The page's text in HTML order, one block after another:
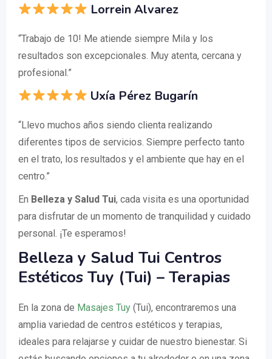
Lorrein Alvarez
“Trabajo de 10! Me atiende siempre Mila y los
resultados son excepcionales. Muy atenta, cercana y
profesional.”
Uxía Pérez Bugarín
“Llevo muchos años siendo clienta realizando
diferentes tipos de servicios. Siempre perfecto tanto
en el trato, los resultados y el ambiente que hay en el
centro.”
En Belleza y Salud Tui, cada visita es una oportunidad
para disfrutar de un momento de tranquilidad y cuidado
personal. ¡Te esperamos!
Belleza y Salud Tui Centros
Estéticos Tuy (Tui) – Terapias
En la zona de Masajes Tuy (Tui), encontraremos una
amplia variedad de centros estéticos y terapias,
ideales para relajarse y cuidar de nuestro bienestar. Si